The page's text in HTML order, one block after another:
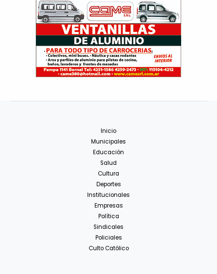
Inicio
Municipales
Educación
Salud
Cultura
Deportes
Institucionales
Empresas
Política
Sindicales
Policiales
Culto Católico